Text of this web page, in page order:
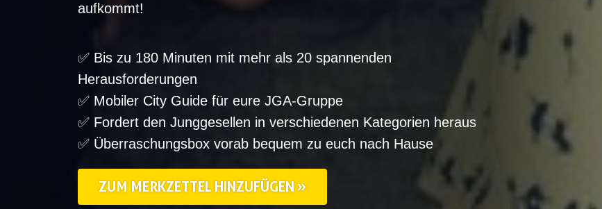
aufkommt!
✅ Bis zu 180 Minuten mit mehr als 20 spannenden
Herausforderungen
✅ Mobiler City Guide für eure JGA-Gruppe
✅ Fordert den Junggesellen in verschiedenen Kategorien heraus
✅ Überraschungsbox vorab bequem zu euch nach Hause
ZUM MERKZETTEL HINZUFÜGEN »